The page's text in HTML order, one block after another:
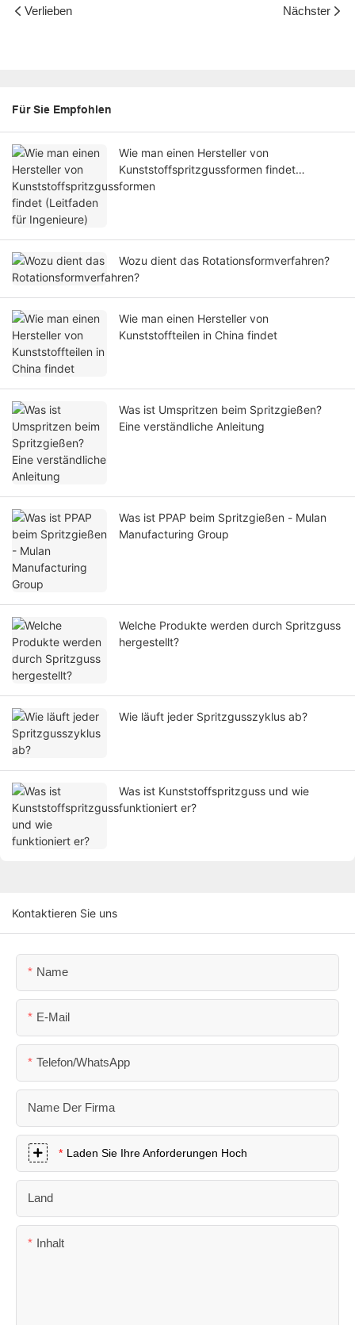
Verlieben Nächster
Für Sie Empfohlen
Wie man einen Hersteller von
Kunststoffspritzgussformen findet
(Leitfaden für Ingenieure)
Wozu dient das Rotationsformverfahren?
Wie man einen Hersteller von
Kunststoffteilen in China findet
Was ist Umspritzen beim Spritzgießen?
Eine verständliche Anleitung
Was ist PPAP beim Spritzgießen - Mulan
Manufacturing Group
Welche Produkte werden durch Spritzguss
hergestellt?
Wie läuft jeder Spritzgusszyklus ab?
Was ist Kunststoffspritzguss und wie
funktioniert er?
Kontaktieren Sie uns
Name
E-Mail
Telefon/WhatsApp
Name Der Firma
Laden Sie Ihre Anforderungen Hoch
Land
Inhalt